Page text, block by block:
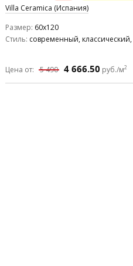
Villa Ceramica (Испания)
Размер 60x120
Стиль современный,
Цена от: 5 490 4 666.50 руб./м2